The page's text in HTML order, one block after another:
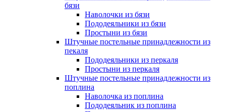
бязи
Наволочки из бязи
Пододеяльники из бязи
Простыни из бязи
Штучные постельные принадлежности из
пекаля
Пододеяльники из перкаля
Простыни из перкаля
Штучные постельные принадлежности из
поплина
Наволочка из поплина
Пододеяльник из поплина